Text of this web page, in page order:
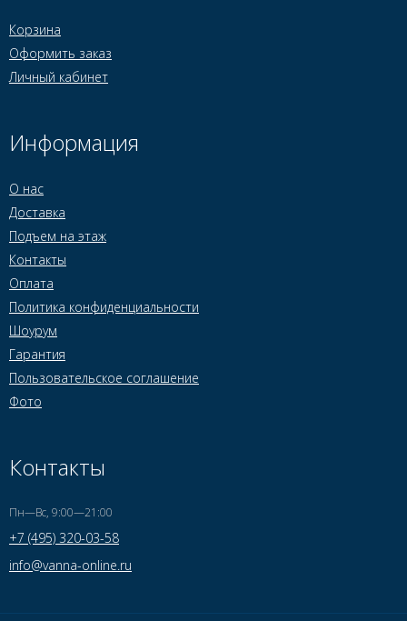
Корзина
Оформить заказ
Личный кабинет
Информация
О нас
Доставка
Подъем на этаж
Контакты
Оплата
Политика конфиденциальности
Шоурум
Гарантия
Пользовательское соглашение
Фото
Контакты
Пн—Вс, 9:00—21:00
+7 (495) 320-03-58
info@vanna-online.ru